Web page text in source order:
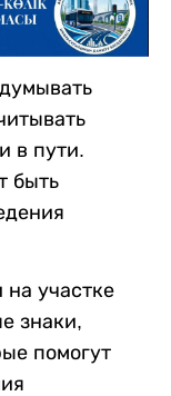
в пути.
быть
на участке
знаки,
помогут